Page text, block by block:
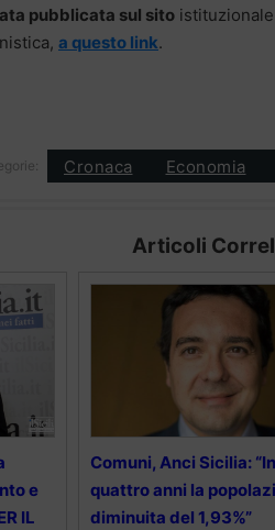
pubblicata sul sito
a questo link.
Cronaca Economia
Articoli
e
IL
Comuni, Anci Sicilia: “In
quattro anni la
diminuita del 1,93%”